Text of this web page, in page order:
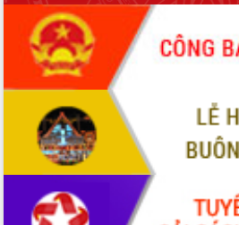
cải cách hành chính tỉnh Đắk Lắk
Kết nối tour, đẩy mạnh chuyển đổi số
để phát triển du lịch Đắk Lắk
Khởi động Dự án Đầu tư xây dựng hạ
tầng kỹ thuật Cụm công nghiệp Tân
Gặp mặt các cơ quan báo chí nhân Kỷ
niệm 101 năm Ngày Báo chí Cách
mạng Việt Nam
Đắk Lắk sơ kết 4 năm triển khai thực
hiện Đề án 06 của Chính phủ